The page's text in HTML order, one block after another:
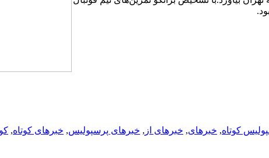
کوتاه, خبرهای, خبرهای از , خبرهای پرسپولیس, خبرهای کوتاه,